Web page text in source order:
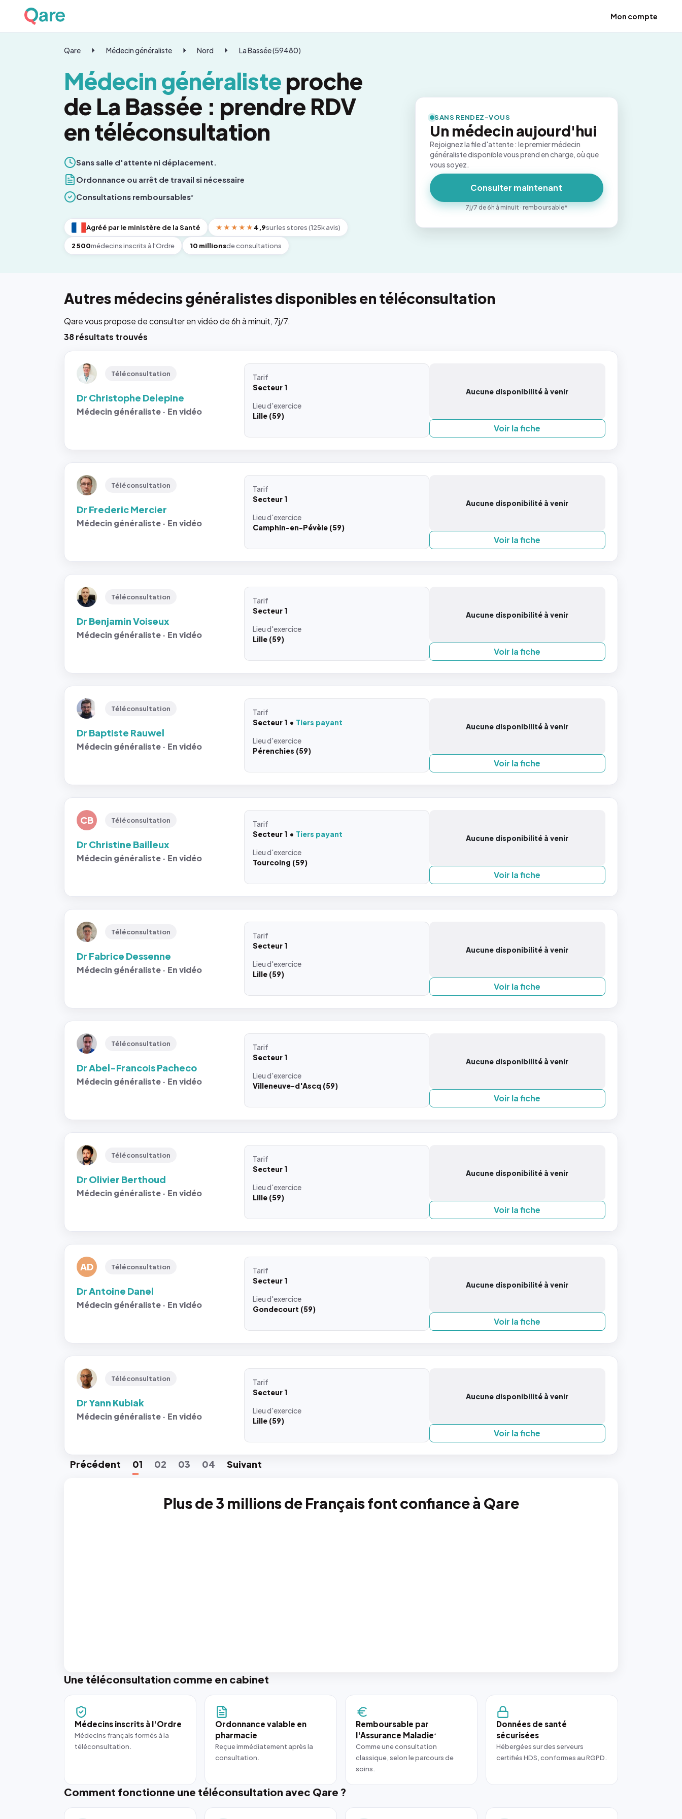
Mon compte
Qare Médecin généraliste Nord La Bassée (59480)
Médecin généralisteproche
de La Bassée : prendre RDV
en téléconsultation
Sans salle d'attente ni déplacement.
Ordonnance ou arrêt de travail si nécessaire
Consultations remboursables*
Agréé par le ministère de la Santé ★★★★★ 4,9sur les stores (125k avis)
2 500médecins inscrits à l'Ordre 10 millionsde consultations
SANS RENDEZ-VOUS
Un médecin aujourd'hui
Rejoignez la file d'attente : le premier médecin
généraliste disponible vous prend en charge, où que
vous soyez.
Consulter maintenant
7j/7 de 6h à minuit · remboursable*
Autres médecins généralistes disponibles en téléconsultation
Qare vous propose de consulter en vidéo de 6h à minuit, 7j/7.
38 résultats trouvés
Téléconsultation
Dr Christophe Delepine
Médecin généraliste · En vidéo
Tarif
Secteur 1
Lieud'exercice
Lille (59)
Aucune disponibilité à venir
Voir la fiche
Téléconsultation
Dr Frederic Mercier
Médecin généraliste · En vidéo
Tarif
Secteur 1
Lieud'exercice
Camphin-en-Pévèle (59)
Aucune disponibilité à venir
Voir la fiche
Téléconsultation
Dr Benjamin Voiseux
Médecin généraliste · En vidéo
Tarif
Secteur 1
Lieud'exercice
Lille (59)
Aucune disponibilité à venir
Voir la fiche
Téléconsultation
Dr Baptiste Rauwel
Médecin généraliste · En vidéo
Tarif
Secteur 1
Tiers payant
Lieud'exercice
Pérenchies (59)
Aucune disponibilité à venir
Voir la fiche
CB Téléconsultation
Dr Christine Bailleux
Médecin généraliste · En vidéo
Tarif
Secteur 1
Tiers payant
Lieud'exercice
Tourcoing (59)
Aucune disponibilité à venir
Voir la fiche
Téléconsultation
Dr Fabrice Dessenne
Médecin généraliste · En vidéo
Tarif
Secteur 1
Lieud'exercice
Lille (59)
Aucune disponibilité à venir
Voir la fiche
Téléconsultation
Dr Abel-Francois Pacheco
Médecin généraliste · En vidéo
Tarif
Secteur 1
Lieud'exercice
Villeneuve-d'Ascq (59)
Aucune disponibilité à venir
Voir la fiche
Téléconsultation
Dr Olivier Berthoud
Médecin généraliste · En vidéo
Tarif
Secteur 1
Lieud'exercice
Lille (59)
Aucune disponibilité à venir
Voir la fiche
AD Téléconsultation
Dr Antoine Danel
Médecin généraliste · En vidéo
Tarif
Secteur 1
Lieud'exercice
Gondecourt (59)
Aucune disponibilité à venir
Voir la fiche
Téléconsultation
Dr Yann Kubiak
Médecin généraliste · En vidéo
Tarif
Secteur 1
Lieud'exercice
Lille (59)
Aucune disponibilité à venir
Voir la fiche
Précédent 01 02 03 04 Suivant
Plus de 3 millions de Français font confiance à Qare
Une téléconsultation comme en cabinet
Médecins inscrits à l'Ordre
Médecins français formés à la
téléconsultation.
Ordonnance valable en
pharmacie
Reçue immédiatement après la
consultation.
Remboursable par
l'Assurance Maladie*
Comme une consultation
classique, selon le parcours de
soins.
Données de santé
sécurisées
Hébergées sur des serveurs
certifiés HDS, conformes au RGPD.
Comment fonctionne une téléconsultation avec Qare ?